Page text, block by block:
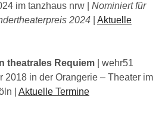
im tanzhaus nrw | Nominiert für
2024
Aktuelle
theatrales Requiem| wehr51
2018 in der Orangerie – Theater im
| Aktuelle Termine